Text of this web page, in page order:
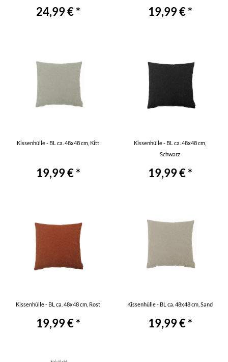
24,99 € * 19,99 € *
Kissenhülle - BL ca. 48x48 cm, Kitt
19,99 € *
Kissenhülle - BL ca. 48x48 cm,
Schwarz
19,99 € *
Kissenhülle - BL ca. 48x48 cm, Rost
19,99 € *
Kissenhülle - BL ca. 48x48 cm, Sand
19,99 € *